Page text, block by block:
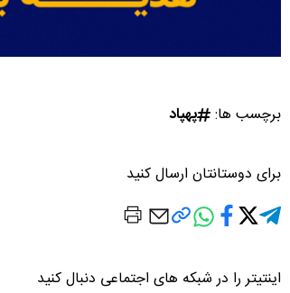
برچسب ها: پهپاد
برای دوستانتان ارسال کنید
اینتیتر را در شبکه های اجتماعی دنبال کنید